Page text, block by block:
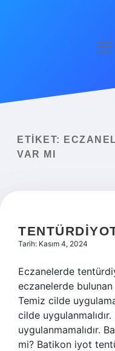
Yasal Uyarı
ETIKET:
VAR MI
Tarih: Kasım 4, 2024
Eczanelerde
eczanelerde bulunan
Temiz cilde
cilde
uygulanmamalıdır.
mi? Batikon iyot